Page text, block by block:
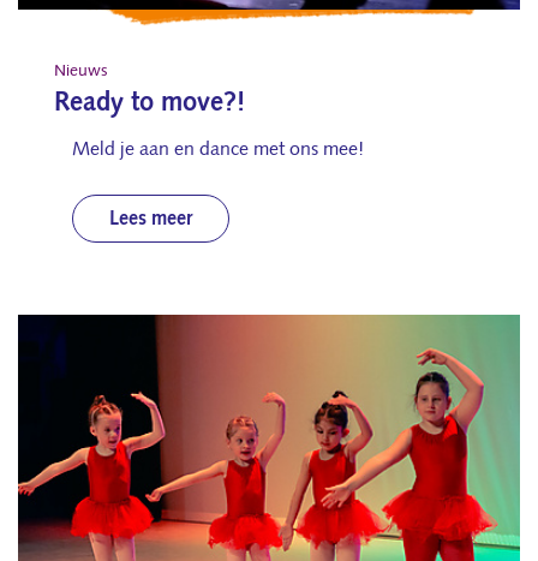
Nieuws
Ready to move?!
Meld je aan en dance met ons mee!
Lees meer